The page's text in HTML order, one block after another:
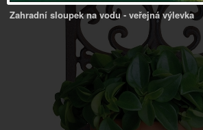
Zahradní sloupek na vodu - veřejná výlevka